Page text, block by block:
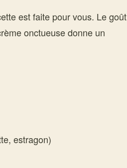
est faite pour vous. Le goût
onctueuse donne un
estragon)